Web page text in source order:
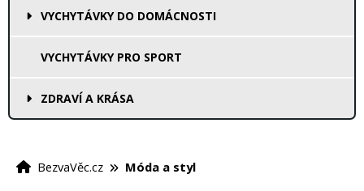
VYCHYTÁVKY DO DOMÁCNOSTI
VYCHYTÁVKY PRO SPORT
ZDRAVÍ A KRÁSA
BezvaVěc.cz Móda a styl